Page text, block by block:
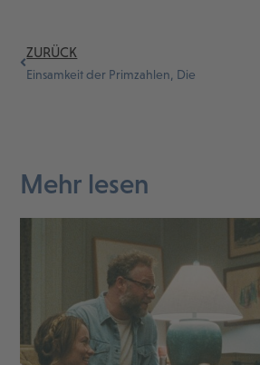
ZURÜCK
Einsamkeit der Primzahlen, Die
Mehr lesen